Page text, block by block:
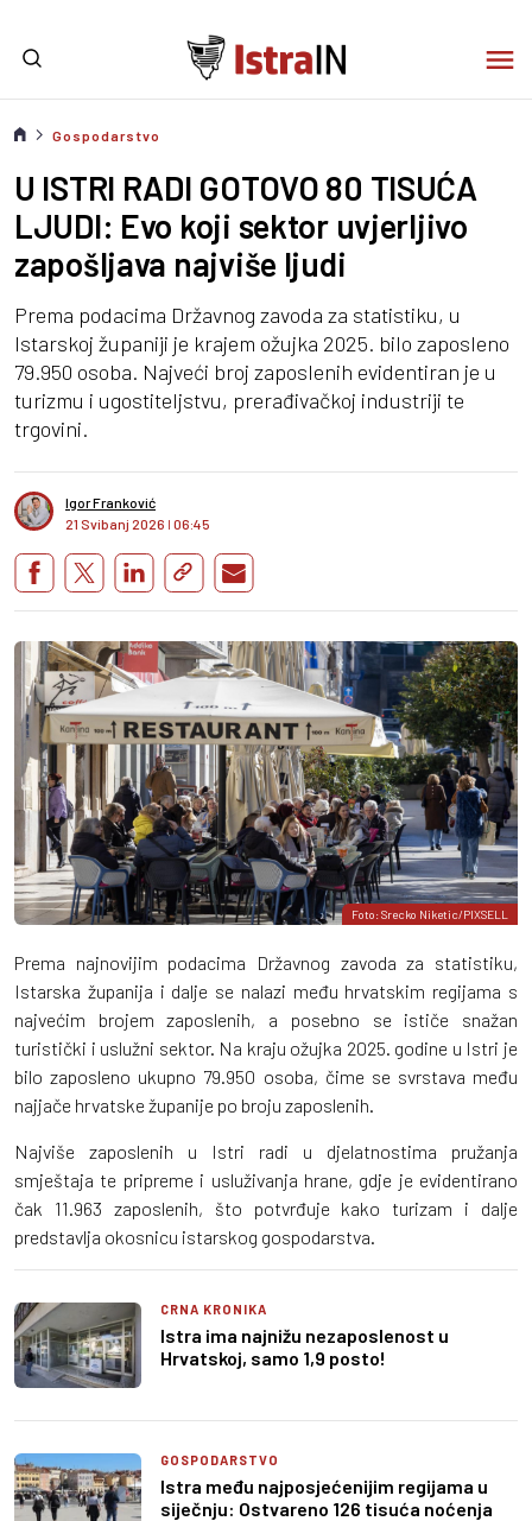
Gospodarstvo
U ISTRI RADI GOTOVO 80 TISUĆA
LJUDI: Evo koji sektor uvjerljivo
zapošljava najviše ljudi
Prema podacima Državnog zavoda za statistiku, u
Istarskoj županiji je krajem ožujka 2025. bilo zaposleno
79.950 osoba. Najveći broj zaposlenih evidentiran je u
turizmu i ugostiteljstvu, prerađivačkoj industriji te
trgovini.
Igor Franković
21 Svibanj 2026 I 06:45
Foto: Srecko Niketic/PIXSELL
Prema najnovijim podacima Državnog zavoda za statistiku,
Istarska županija i dalje se nalazi među hrvatskim regijama s
najvećim brojem zaposlenih, a posebno se ističe snažan
turistički i uslužni sektor. Na kraju ožujka 2025. godine u Istri je
bilo zaposleno ukupno 79.950 osoba, čime se svrstava među
najjače hrvatske županije po broju zaposlenih.
Najviše zaposlenih u Istri radi u djelatnostima pružanja
smještaja te pripreme i usluživanja hrane, gdje je evidentirano
čak 11.963 zaposlenih, što potvrđuje kako turizam i dalje
predstavlja okosnicu istarskog gospodarstva.
CRNA KRONIKA
Istra ima najnižu nezaposlenost u
Hrvatskoj, samo 1,9 posto!
GOSPODARSTVO
Istra među najposjećenijim regijama u
siječnju: Ostvareno 126 tisuća noćenja